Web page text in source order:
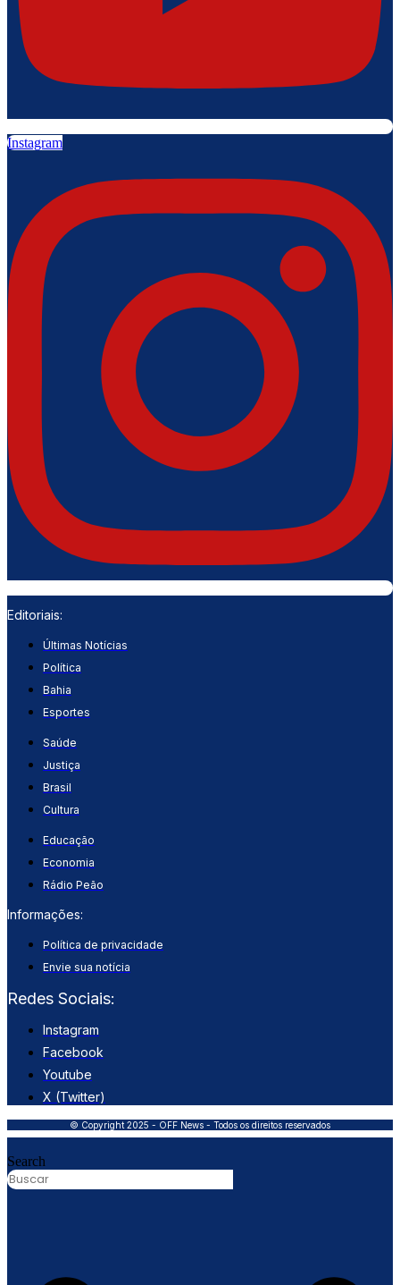
Instagram
Editoriais:
Últimas Notícias
Política
Bahia
Esportes
Saúde
Justiça
Brasil
Cultura
Educação
Economia
Rádio Peão
Informações:
Política de privacidade
Envie sua notícia
Redes Sociais:
Instagram
Facebook
Youtube
X (Twitter)
© Copyright 2025 - OFF News - Todos os direitos reservados
Search